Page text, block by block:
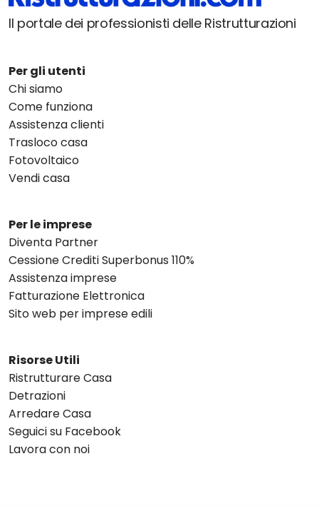
Il portale dei professionisti delle Ristrutturazioni
Per gli utenti
Chi siamo
Come funziona
Assistenza clienti
Trasloco casa
Fotovoltaico
Vendi casa
Per le imprese
Diventa Partner
Cessione Crediti Superbonus 110%
Assistenza imprese
Fatturazione Elettronica
Sito web per imprese edili
Risorse Utili
Ristrutturare Casa
Detrazioni
Arredare Casa
Seguici su Facebook
Lavora con noi